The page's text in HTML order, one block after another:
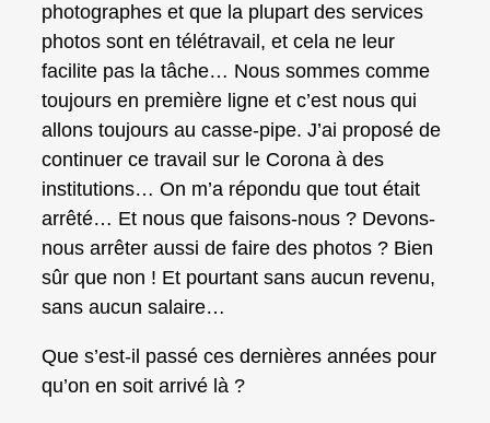
photographes et que la plupart des services
photos sont en télétravail, et cela ne leur
facilite pas la tâche… Nous sommes comme
toujours en première ligne et c’est nous qui
allons toujours au casse-pipe. J’ai proposé de
continuer ce travail sur le Corona à des
institutions… On m’a répondu que tout était
arrêté… Et nous que faisons-nous ? Devons-
nous arrêter aussi de faire des photos ? Bien
sûr que non ! Et pourtant sans aucun revenu,
sans aucun salaire…
Que s’est-il passé ces dernières années pour
qu’on en soit arrivé là ?